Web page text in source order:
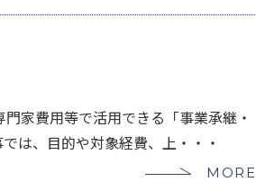
家費用等で活用できる「事業承継・
は、目的や対象経費、上・・・
MORE